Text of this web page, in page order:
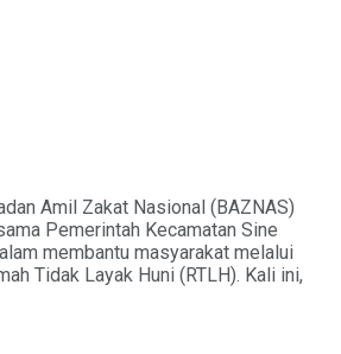
Amil Zakat Nasional (BAZNAS)
Pemerintah Kecamatan Sine
membantu masyarakat melalui
Tidak Layak Huni (RTLH). Kali ini,